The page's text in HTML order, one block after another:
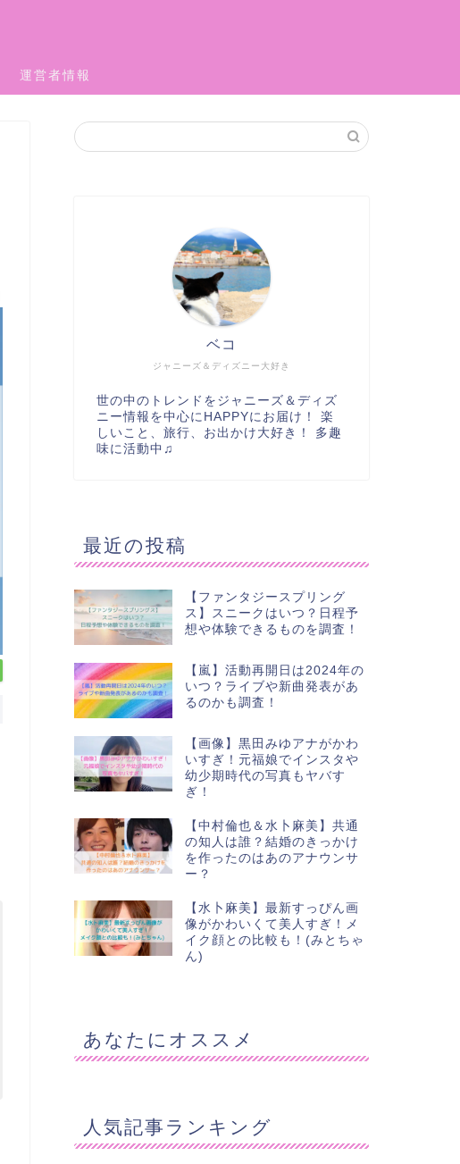
運営者情報
ジャニーズ＆ディズニー大好き
ベコ
世の中のトレンドをジャニーズ＆ディズ
ニー情報を中心にHAPPYにお届け！ 楽
しいこと、旅行、お出かけ大好き！ 多趣
味に活動中♫
最近の投稿
【ファンタジースプリング
ス】スニークはいつ？日程予
想や体験できるものを調査！
【嵐】活動再開日は2024年の
いつ？ライブや新曲発表があ
るのかも調査！
【画像】黒田みゆアナがかわ
いすぎ！元福娘でインスタや
幼少期時代の写真もヤバす
ぎ！
【中村倫也＆水卜麻美】共通
の知人は誰？結婚のきっかけ
を作ったのはあのアナウンサ
ー？
【水卜麻美】最新すっぴん画
像がかわいくて美人すぎ！メ
イク顔との比較も！(みとちゃ
ん)
あなたにオススメ
人気記事ランキング